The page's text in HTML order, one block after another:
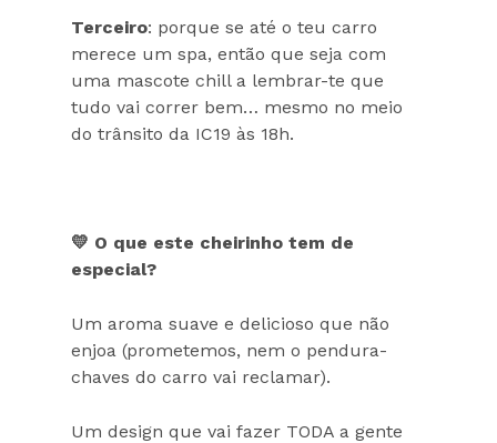
Terceiro: porque se até o teu carro
merece um spa, então que seja com
uma mascote chill a lembrar-te que
tudo vai correr bem… mesmo no meio
do trânsito da IC19 às 18h.
💛 O que este cheirinho tem de
especial?
Um aroma suave e delicioso que não
enjoa (prometemos, nem o pendura-
chaves do carro vai reclamar).
Um design que vai fazer TODA a gente